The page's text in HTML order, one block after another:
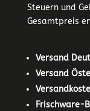
Steuern und
Gesamtpreis
Versand
Versand
Frischware-